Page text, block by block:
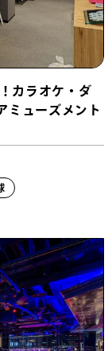
カラオケ・ダ
ミューズメント